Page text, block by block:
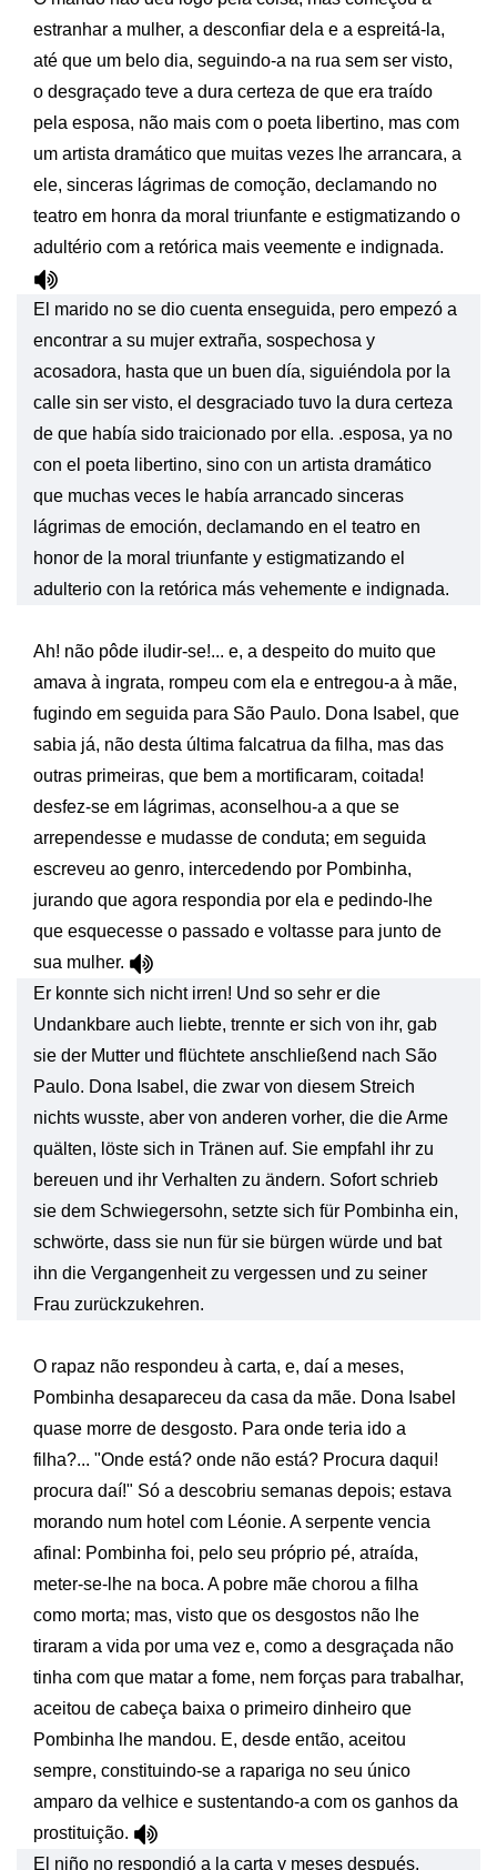
estranhar a mulher, a desconfiar dela e a espreitá-la,
até que um belo dia, seguindo-a na rua sem ser visto,
o desgraçado teve a dura certeza de que era traído
pela esposa, não mais com o poeta libertino, mas com
um artista dramático que muitas vezes lhe arrancara, a
ele, sinceras lágrimas de comoção, declamando no
teatro em honra da moral triunfante e estigmatizando o
adultério com a retórica mais veemente e indignada.
El marido no se dio cuenta enseguida, pero empezó a
encontrar a su mujer extraña, sospechosa y
acosadora, hasta que un buen día, siguiéndola por la
calle sin ser visto, el desgraciado tuvo la dura certeza
de que había sido traicionado por ella. .esposa, ya no
con el poeta libertino, sino con un artista dramático
que muchas veces le había arrancado sinceras
lágrimas de emoción, declamando en el teatro en
honor de la moral triunfante y estigmatizando el
adulterio con la retórica más vehemente e indignada.
Ah! não pôde iludir-se!... e, a despeito do muito que
amava à ingrata, rompeu com ela e entregou-a à mãe,
fugindo em seguida para São Paulo. Dona Isabel, que
sabia já, não desta última falcatrua da filha, mas das
outras primeiras, que bem a mortificaram, coitada!
desfez-se em lágrimas, aconselhou-a a que se
arrependesse e mudasse de conduta; em seguida
escreveu ao genro, intercedendo por Pombinha,
jurando que agora respondia por ela e pedindo-lhe
que esquecesse o passado e voltasse para junto de
sua mulher.
Er konnte sich nicht irren! Und so sehr er die
Undankbare auch liebte, trennte er sich von ihr, gab
sie der Mutter und flüchtete anschließend nach São
Paulo. Dona Isabel, die zwar von diesem Streich
nichts wusste, aber von anderen vorher, die die Arme
quälten, löste sich in Tränen auf. Sie empfahl ihr zu
bereuen und ihr Verhalten zu ändern. Sofort schrieb
sie dem Schwiegersohn, setzte sich für Pombinha ein,
schwörte, dass sie nun für sie bürgen würde und bat
ihn die Vergangenheit zu vergessen und zu seiner
Frau zurückzukehren.
O rapaz não respondeu à carta, e, daí a meses,
Pombinha desapareceu da casa da mãe. Dona Isabel
quase morre de desgosto. Para onde teria ido a
filha?... "Onde está? onde não está? Procura daqui!
procura daí!" Só a descobriu semanas depois; estava
morando num hotel com Léonie. A serpente vencia
afinal: Pombinha foi, pelo seu próprio pé, atraída,
meter-se-lhe na boca. A pobre mãe chorou a filha
como morta; mas, visto que os desgostos não lhe
tiraram a vida por uma vez e, como a desgraçada não
tinha com que matar a fome, nem forças para trabalhar,
aceitou de cabeça baixa o primeiro dinheiro que
Pombinha lhe mandou. E, desde então, aceitou
sempre, constituindo-se a rapariga no seu único
amparo da velhice e sustentando-a com os ganhos da
prostituição.
El niño no respondió a la carta y meses después,